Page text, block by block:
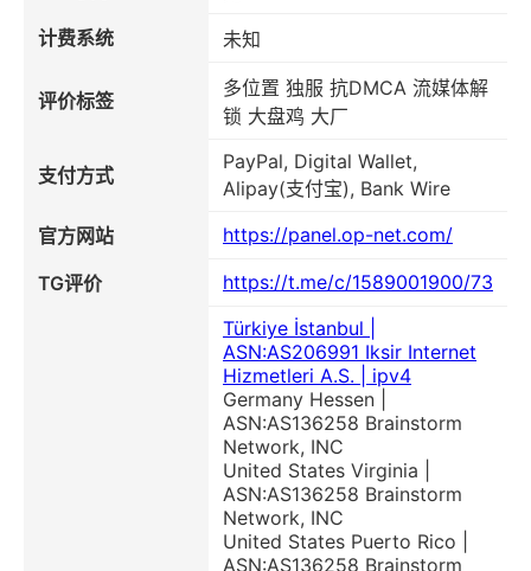
计费系统
未知
评价标签
多位置 独服 抗DMCA 流媒体解
锁 大盘鸡 大厂
支付方式
PayPal, Digital Wallet,
Alipay(支付宝), Bank Wire
官方网站
https://panel.op-net.com/
TG评价
https://t.me/c/1589001900/73
Türkiye İstanbul |
ASN:AS206991 Iksir Internet
Hizmetleri A.S. | ipv4
Germany Hessen |
ASN:AS136258 Brainstorm
Network, INC
United States Virginia |
ASN:AS136258 Brainstorm
Network, INC
United States Puerto Rico |
ASN:AS136258 Brainstorm